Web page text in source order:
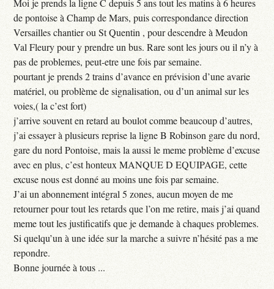
Moi je prends la ligne C depuis 5 ans tout les matins à 6 heures
de pontoise à Champ de Mars, puis correspondance direction
Versailles chantier ou St Quentin , pour descendre à Meudon
Val Fleury pour y prendre un bus. Rare sont les jours ou il n’y à
pas de problemes, peut-etre une fois par semaine.
pourtant je prends 2 trains d’avance en prévision d’une avarie
matériel, ou problème de signalisation, ou d’un animal sur les
voies,( la c’est fort)
j’arrive souvent en retard au boulot comme beaucoup d’autres,
j’ai essayer à plusieurs reprise la ligne B Robinson gare du nord,
gare du nord Pontoise, mais la aussi le meme problème d’excuse
avec en plus, c’est honteux MANQUE D EQUIPAGE, cette
excuse nous est donné au moins une fois par semaine.
J’ai un abonnement intégral 5 zones, aucun moyen de me
retourner pour tout les retards que l’on me retire, mais j’ai quand
meme tout les justificatifs que je demande à chaques problemes.
Si quelqu’un à une idée sur la marche a suivre n’hésité pas a me
repondre.
Bonne journée à tous ...